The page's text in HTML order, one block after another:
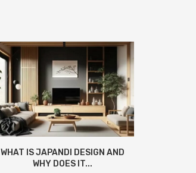
WHAT IS JAPANDI DESIGN AND
WHY DOES IT...